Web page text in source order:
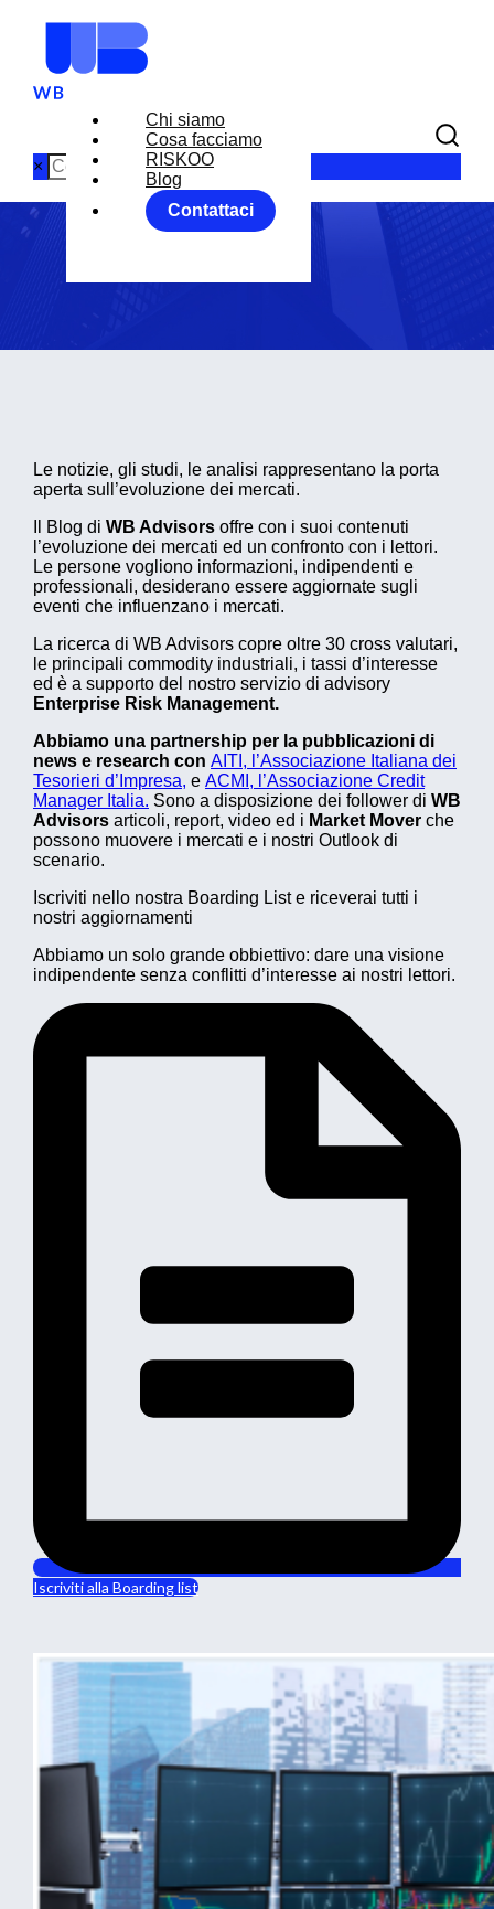
Chi siamo
Cosa facciamo
RISKOO
Blog
Contattaci
× Blog
Home Blog
Le notizie, gli studi, le analisi rappresentano la porta
aperta sull’evoluzione dei mercati.
Il Blog di WB Advisors offre con i suoi contenuti
l’evoluzione dei mercati ed un confronto con i lettori.
Le persone vogliono informazioni, indipendenti e
professionali, desiderano essere aggiornate sugli
eventi che influenzano i mercati.
La ricerca di WB Advisors copre oltre 30 cross valutari,
le principali commodity industriali, i tassi d’interesse
ed è a supporto del nostro servizio di advisory
Enterprise Risk Management.
Abbiamo una partnership per la pubblicazioni di
news e research con AITI, l’Associazione Italiana dei
Tesorieri d’Impresa, e ACMI, l’Associazione Credit
Manager Italia. Sono a disposizione dei follower di WB
Advisors articoli, report, video ed i Market Mover che
possono muovere i mercati e i nostri Outlook di
scenario.
Iscriviti nello nostra Boarding List e riceverai tutti i
nostri aggiornamenti
Abbiamo un solo grande obbiettivo: dare una visione
indipendente senza conflitti d’interesse ai nostri lettori.
Iscriviti alla Boarding list